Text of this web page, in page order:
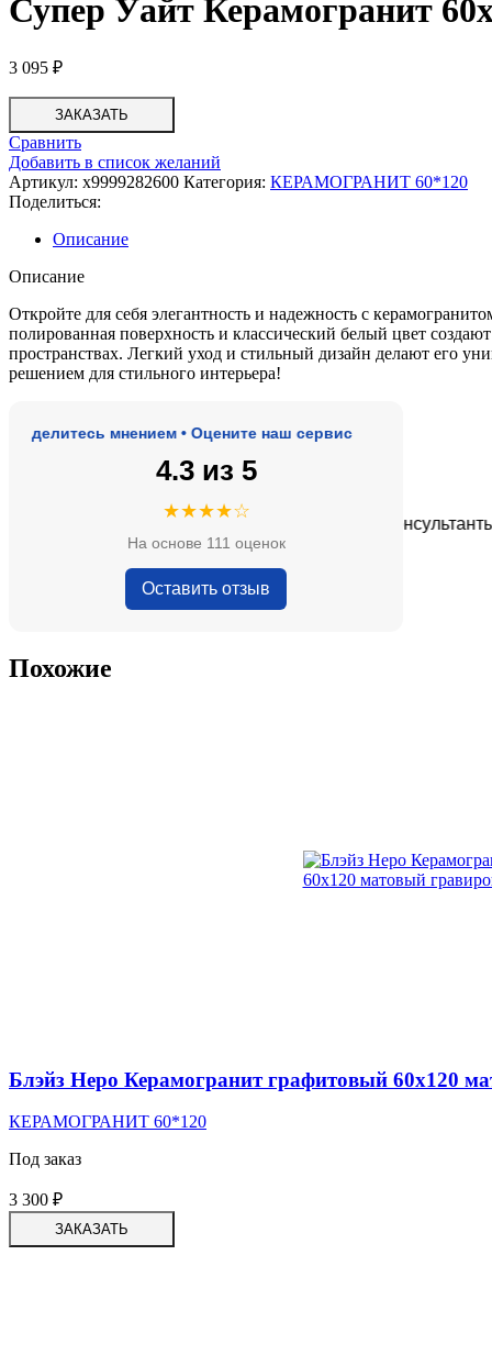
Супер Уайт Керамогранит
3 095 ₽
ЗАКАЗАТЬ
Сравнить
Добавить в список желаний
Артикул: х9999282600 Категория: КЕРАМОГРАНИТ 60*120
Поделиться:
Описание
Описание
Откройте для себя элегантность и надежность с
полированная поверхность и классический белый цвет
пространствах. Легкий уход и стильный дизайн делают его
решением для стильного интерьера!
мнением • Оцените наш сервис
4.3 из 5
★★★★☆
На основе 111 оценок
Оставить отзыв
★★★★★
Очень приятные консультанты и
Похожие
Блэйз Неро Керамогранит графитовый 60х120
КЕРАМОГРАНИТ 60*120
Под заказ
3 300 ₽
ЗАКАЗАТЬ